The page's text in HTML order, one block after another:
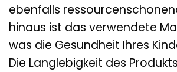
ebenfalls
hinaus ist das verwendete
was die Gesundheit Ihres
Die Langlebigkeit des